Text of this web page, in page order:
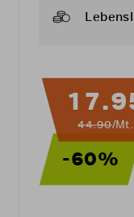
44.90/Mt.
-60%